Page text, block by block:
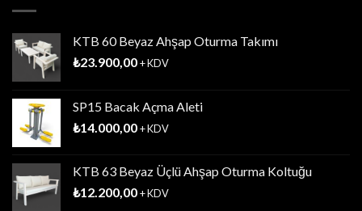
KTB 60 Beyaz Ahşap Oturma Takımı
₺23.900,00+ KDV
SP15 Bacak Açma Aleti
₺14.000,00+ KDV
KTB 63 Beyaz Üçlü Ahşap Oturma Koltuğu
₺12.200,00+ KDV